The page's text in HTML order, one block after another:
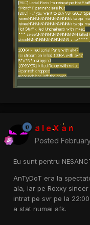
a l e X a n
Posted
Eu sunt pentru
AnTyDoT era la
ala, iar pe Roxxy
intrat pe svr pe la
a stat numai afk.